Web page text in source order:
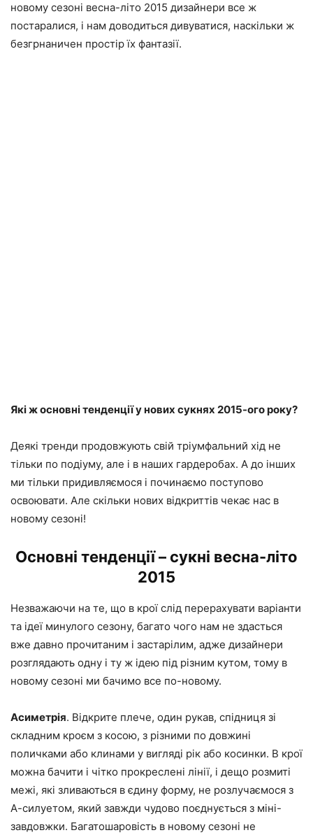
новому сезоні весна-літо 2015 дизайнери все ж
постаралися, і нам доводиться дивуватися, наскільки ж
безгрнаничен простір їх фантазії.
Які ж основні тенденції у нових сукнях 2015-ого року?
Деякі тренди продовжують свій тріумфальний хід не
тільки по подіуму, але і в наших гардеробах. А до інших
ми тільки придивляємося і починаємо поступово
освоювати. Але скільки нових відкриттів чекає нас в
новому сезоні!
Основні тенденції – сукні весна-літо
2015
Незважаючи на те, що в крої слід перерахувати варіанти
та ідеї минулого сезону, багато чого нам не здасться
вже давно прочитаним і застарілим, адже дизайнери
розглядають одну і ту ж ідею під різним кутом, тому в
новому сезоні ми бачимо все по-новому.
Асиметрія. Відкрите плече, один рукав, спідниця зі
складним кроєм з косою, з різними по довжині
поличками або клинами у вигляді рік або косинки. В крої
можна бачити і чітко прокреслені лінії, і дещо розмиті
межі, які зливаються в єдину форму, не розлучаємося з
А-силуетом, який завжди чудово поєднується з міні-
завдовжки. Багатошаровість в новому сезоні не